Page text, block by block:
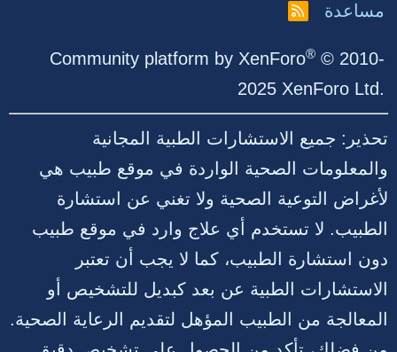
مساعدة
R
Community platform by XenForo® © 2010-
2025 XenForo Ltd.
تحذير: جميع الاستشارات الطبية المجانية
والمعلومات الصحية الواردة في موقع طبيب هي
لأغراض التوعية الصحية ولا تغني عن استشارة
الطبيب. لا تستخدم أي علاج وارد في موقع طبيب
دون استشارة الطبيب، كما لا يجب أن تعتبر
الاستشارات الطبية عن بعد كبديل للتشخيص أو
المعالجة من الطبيب المؤهل لتقديم الرعاية الصحية.